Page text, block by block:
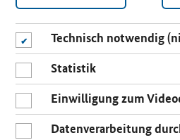
Technisch notwendig
Statistik
Einwilligung zum
Datenverarbeitung